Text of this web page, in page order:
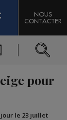
NOUS
CONTACTER
pour
jour le 23 juillet